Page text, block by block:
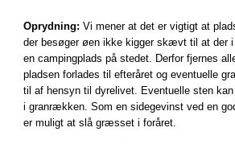
Oprydning:Vi mener at det er vigtigt at
der besøger øen ikke kigger skævt til at der i
en campingplads på stedet. Derfor fjernes
pladsen forlades til efteråret og eventuelle
til af hensyn til dyrelivet. Eventuelle sten
i granrækken. Som en sidegevinst ved en
er muligt at slå græsset i foråret.